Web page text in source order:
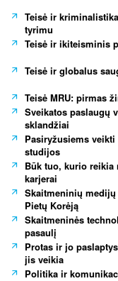
Teisė ir
tyrimu
Teisė ir ikiteisminis
Teisė ir globalus
Teisė MRU: pirmas
Sveikatos paslaugų
sklandžiai
Pasiryžusiems
studijos
Būk tuo, kurio reikia
karjerai
Skaitmeninių
Pietų Korėją
Skaitmeninės
pasaulį
Protas ir jo
jis veikia
Politika ir